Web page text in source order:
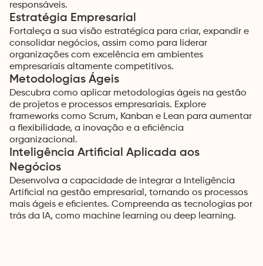
responsáveis.
Estratégia Empresarial
Fortaleça a sua visão estratégica para criar, expandir e
consolidar negócios, assim como para liderar
organizações com excelência em ambientes
empresariais altamente competitivos.
Metodologias Ágeis
Descubra como aplicar metodologias ágeis na gestão
de projetos e processos empresariais. Explore
frameworks como Scrum, Kanban e Lean para aumentar
a flexibilidade, a inovação e a eficiência
organizacional.
Inteligência Artificial Aplicada aos
Negócios
Desenvolva a capacidade de integrar a Inteligência
Artificial na gestão empresarial, tornando os processos
mais ágeis e eficientes. Compreenda as tecnologias por
trás da IA, como machine learning ou deep learning.